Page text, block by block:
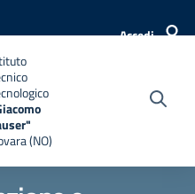
Accedi
(NO)